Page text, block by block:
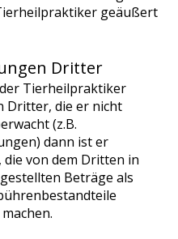
geäußert
Dritter
Tierheilpraktiker
Dritter, die er nicht
(z.B.
dann ist er
von dem Dritten in
Beträge als